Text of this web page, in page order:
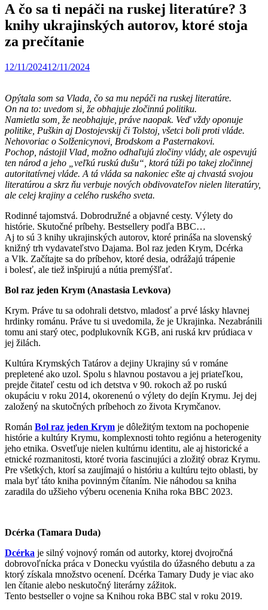
A čo sa ti nepáči na ruskej literatúre? 3
knihy ukrajinských autorov, ktoré stoja
za prečítanie
12/11/202412/11/2024
Opýtala som sa Vlada, čo sa mu nepáči na ruskej literatúre.
On na to: uvedom si, že obhajuje zločinnú politiku.
Namietla som, že neobhajuje, práve naopak. Veď vždy oponuje
politike, Puškin aj Dostojevskij či Tolstoj, všetci boli proti vláde.
Nehovoriac o Solženicynovi, Brodskom a Pasternakovi.
Pochop, nástojil Vlad, možno odhaľujú zločiny vlády, ale ospevujú
ten národ a jeho „veľkú ruskú dušu“, ktorá túži po takej zločinnej
autoritatívnej vláde. A tá vláda sa nakoniec ešte aj chvastá svojou
literatúrou a skrz ňu verbuje nových obdivovateľov nielen literatúry,
ale celej krajiny a celého ruského sveta.
Rodinné tajomstvá. Dobrodružné a objavné cesty. Výlety do
histórie. Skutočné príbehy. Bestsellery podľa BBC…
Aj to sú 3 knihy ukrajinských autorov, ktoré prináša na slovenský
knižný trh vydavateľstvo Dajama. Bol raz jeden Krym, Dcérka
a Vlk. Začítajte sa do príbehov, ktoré desia, odrážajú trápenie
i bolesť, ale tiež inšpirujú a nútia premýšľať.
Bol raz jeden Krym (Anastasia Levkova)
Krym. Práve tu sa odohrali detstvo, mladosť a prvé lásky hlavnej
hrdinky románu. Práve tu si uvedomila, že je Ukrajinka. Nezabránili
tomu ani starý otec, podplukovník KGB, ani ruská krv prúdiaca v
jej žilách.
Kultúra Krymských Tatárov a dejiny Ukrajiny sú v románe
prepletené ako uzol. Spolu s hlavnou postavou a jej priateľkou,
prejde čitateľ cestu od ich detstva v 90. rokoch až po ruskú
okupáciu v roku 2014, okorenenú o výlety do dejín Krymu. Jej dej
založený na skutočných príbehoch zo života Krymčanov.
Román Bol raz jeden Krym je dôležitým textom na pochopenie
histórie a kultúry Krymu, komplexnosti tohto regiónu a heterogenity
jeho etnika. Osvetľuje nielen kultúrnu identitu, ale aj historické a
etnické rozmanitosti, ktoré tvoria fascinujúci a zložitý obraz Krymu.
Pre všetkých, ktorí sa zaujímajú o históriu a kultúru tejto oblasti, by
mala byť táto kniha povinným čítaním. Nie náhodou sa kniha
zaradila do užšieho výberu ocenenia Kniha roka BBC 2023.
Dcérka (Tamara Duda)
Dcérka je silný vojnový román od autorky, ktorej dvojročná
dobrovoľnícka práca v Donecku vyústila do úžasného debutu a za
ktorý získala množstvo ocenení. Dcérka Tamary Dudy je viac ako
len čítanie alebo neskutočný literárny zážitok.
Tento bestseller o vojne sa Knihou roka BBC stal v roku 2019.